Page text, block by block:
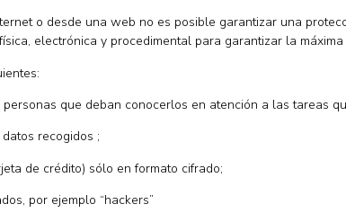
o desde una web no es posible garantizar una
electrónica y procedimental para garantizar la
que deban conocerlos en atención a las tareas
recogidos ;
de crédito) sólo en formato cifrado;
por ejemplo “hackers”